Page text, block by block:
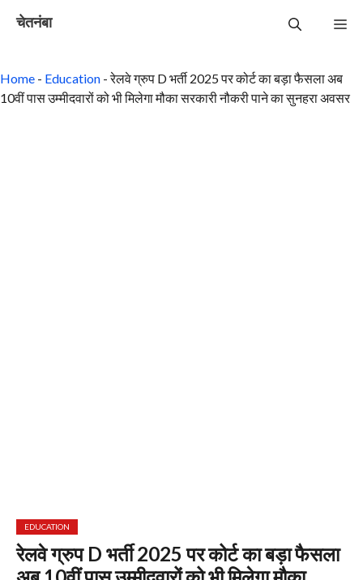
चेतनंबा
Home - Education -रेलवे ग्रुप D भर्ती 2025 पर कोर्ट का बड़ा फैसला अब
10वीं पास उम्मीदवारों को भी मिलेगा मौका सरकारी नौकरी पाने का सुनहरा अवसर
EDUCATION
रेलवे ग्रुप D भर्ती 2025 पर कोर्ट का बड़ा फैसला